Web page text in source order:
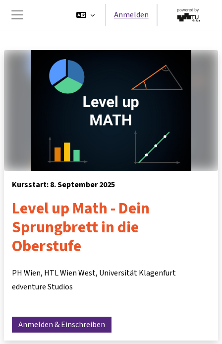
Website-Übersicht
Anmelden
Kursstart: 8. September 2025
Level up Math - Dein
Sprungbrett in die
Oberstufe
PH Wien, HTL Wien West, Universität Klagenfurt
edventure Studios
Anmelden & Einschreiben